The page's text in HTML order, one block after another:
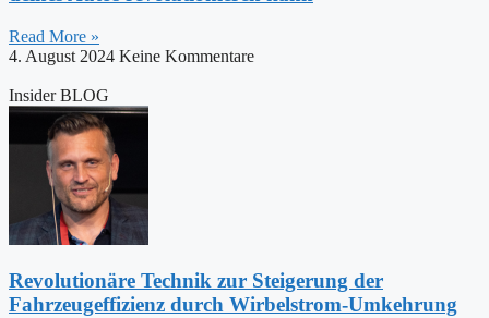
Read More »
4. August 2024 Keine Kommentare
Insider BLOG
Revolutionäre Technik zur Steigerung der
Fahrzeugeffizienz durch Wirbelstrom-Umkehrung